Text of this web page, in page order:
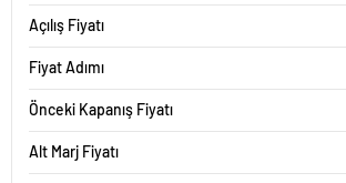
Açılış Fiyatı
Fiyat Adımı
Önceki Kapanış Fiyatı
Alt Marj Fiyatı